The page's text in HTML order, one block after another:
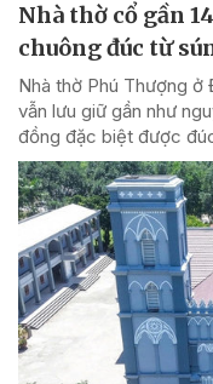
Nhà thờ cổ gần
chuông đúc từ
Nhà thờ Phú Thượng ở
vẫn lưu giữ gần như
đồng đặc biệt được